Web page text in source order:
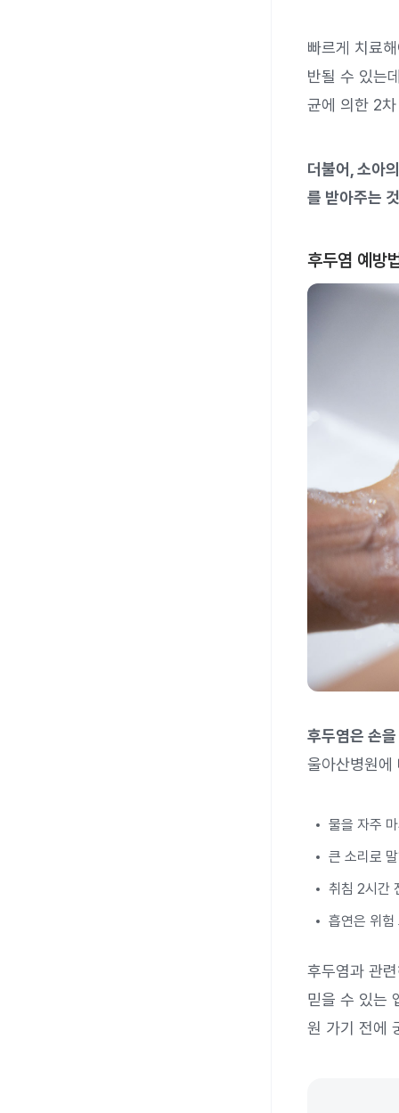
빠르게 치료
반될 수 있는
균에 의한 2
더불어, 소아
를 받아주는
후두염 예방
후두염은 손
울아산병원에
물을 자주
큰 소리로
취침 2시간
흡연은 위험
후두염과 관
믿을 수 있는
원 가기 전에